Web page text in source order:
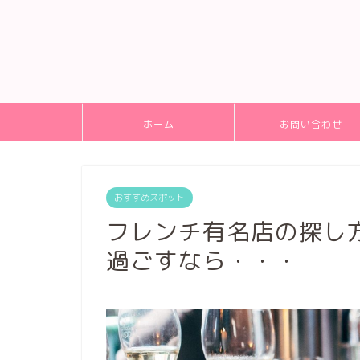
ホーム お問い合わせ
おすすめスポット
フレンチ有名店の探
過ごすなら・・・